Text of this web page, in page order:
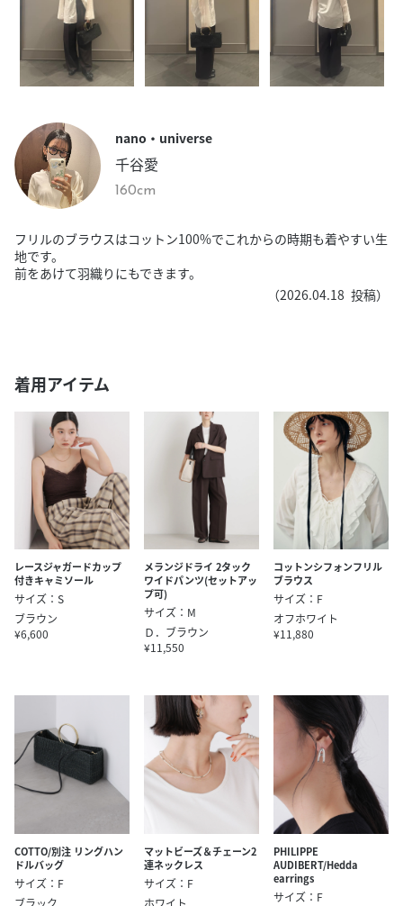
nano・universe
千谷愛
160cm
フリルのブラウスはコットン100%でこれからの時期も着やすい生
地です。
前をあけて羽織りにもできます。
（2026.04.18 投稿）
着用アイテム
レースジャガードカップ
付きキャミソール
サイズ：S
ブラウン
¥6,600
メランジドライ 2タック
ワイドパンツ(セットアッ
プ可)
サイズ：M
Ｄ．ブラウン
¥11,550
コットンシフォンフリル
ブラウス
サイズ：F
オフホワイト
¥11,880
COTTO/別注 リングハン
ドルバッグ
サイズ：F
ブラック
マットビーズ＆チェーン2
連ネックレス
サイズ：F
ホワイト
PHILIPPE
AUDIBERT/Hedda
earrings
サイズ：F